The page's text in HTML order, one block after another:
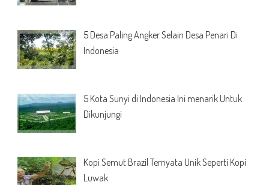
5 Desa Paling Angker Selain Desa Penari Di
Indonesia
5 Kota Sunyi di Indonesia Ini menarik Untuk
Dikunjungi
Kopi Semut Brazil Ternyata Unik Seperti Kopi
Luwak